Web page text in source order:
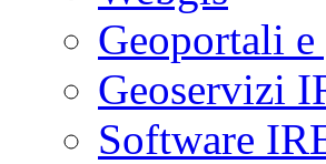
Geoportali
Geoservizi
Software